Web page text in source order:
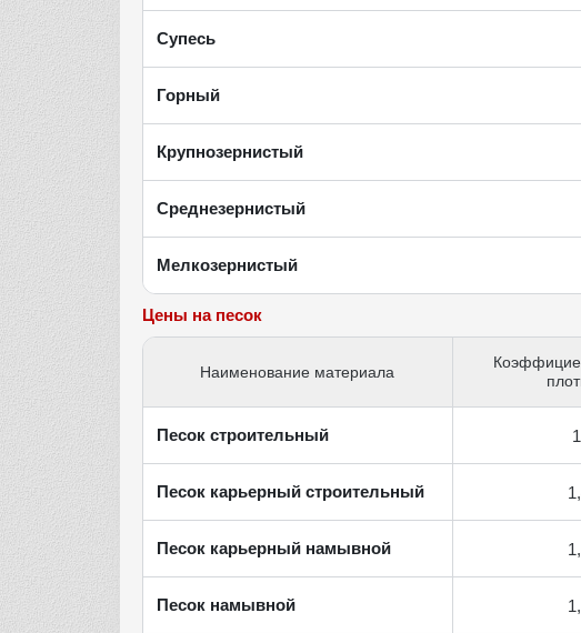
Супесь
Горный
Крупнозернистый
Среднезернистый
Мелкозернистый
Цены на песок
Наименование материала
Песок строительный
Песок карьерный строительный
Песок карьерный намывной
Песок намывной